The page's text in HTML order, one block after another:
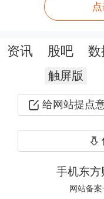
资讯 股吧 数
触屏版
给网站提点
手机东方
网站备案